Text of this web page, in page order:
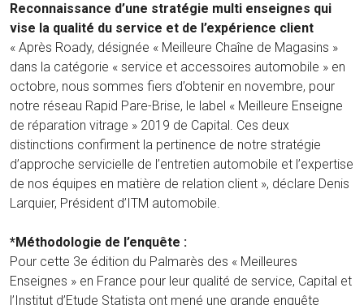
Reconnaissance d’une stratégie multi enseignes qui
vise la qualité du service et de l’expérience client
« Après Roady, désignée « Meilleure Chaîne de Magasins »
dans la catégorie « service et accessoires automobile » en
octobre, nous sommes fiers d’obtenir en novembre, pour
notre réseau Rapid Pare-Brise, le label « Meilleure Enseigne
de réparation vitrage » 2019 de Capital. Ces deux
distinctions confirment la pertinence de notre stratégie
d’approche servicielle de l’entretien automobile et l’expertise
de nos équipes en matière de relation client », déclare Denis
Larquier, Président d’ITM automobile.
*Méthodologie de l’enquête :
Pour cette 3e édition du Palmarès des « Meilleures
Enseignes » en France pour leur qualité de service, Capital et
l’Institut d’Etude Statista ont mené une grande enquête